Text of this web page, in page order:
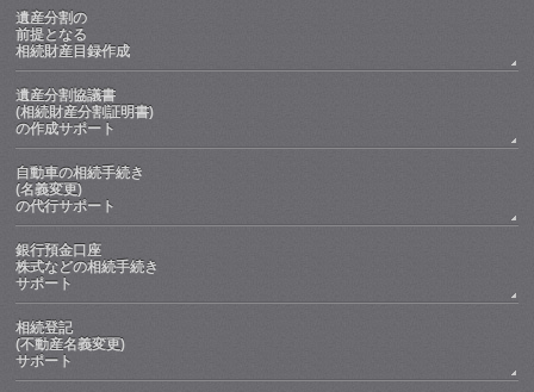
遺産分割の
前提となる
相続財産目録作成
遺産分割協議書
(相続財産分割証明書)
の作成サポート
自動車の相続手続き
(名義変更)
の代行サポート
銀行預金口座
株式などの相続手続き
サポート
相続登記
(不動産名義変更)
サポート